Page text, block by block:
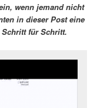
wenn jemand nicht
in dieser Post eine
für Schritt.